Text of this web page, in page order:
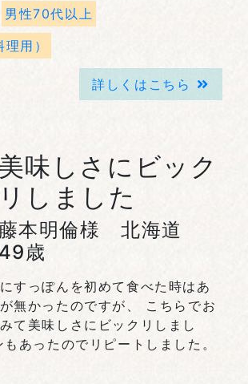
男性70代以上
用）
詳しくはこちら
美味しさにビック
リしました
本明倫様 北海道
49歳
すっぽんを初めて食べた時はあ
無かったのですが、 こちらでお
て美味しさにビックリしまし
あったのでリピートしました。